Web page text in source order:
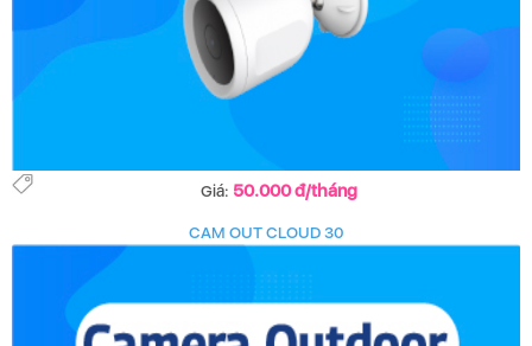
Giá: 50.000 đ/tháng
CAM OUT CLOUD 30